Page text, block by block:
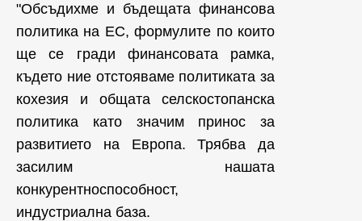
"Обсъдихме и бъдещата финансова
политика на ЕС, формулите по които
ще се гради финансовата рамка,
където ние отстояваме политиката за
кохезия и общата селскостопанска
политика като значим принос за
развитието на Европа. Трябва да
засилим нашата
конкурентноспособност,
индустриална база.